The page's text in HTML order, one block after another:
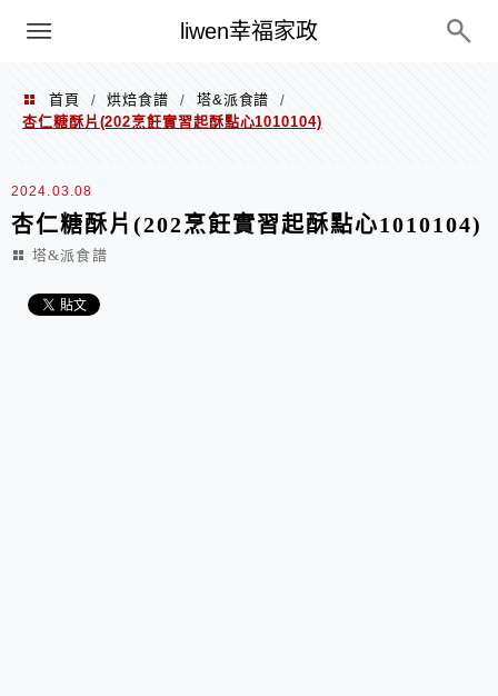
liwen幸福家政
menu
首頁 / 烘焙食譜 / 塔&派食譜
/
杏仁糖酥片(202烹飪實習起酥點心1010104)
2024.03.08
杏仁糖酥片(202烹飪實習起酥點心1010104)
塔&派食譜